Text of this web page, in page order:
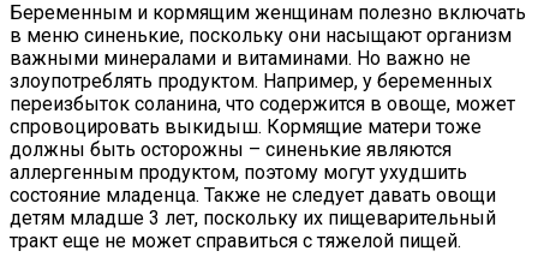
Беременным и кормящим женщинам полезно включать
в меню синенькие, поскольку они насыщают организм
важными минералами и витаминами. Но важно не
злоупотреблять продуктом. Например, у беременных
переизбыток соланина, что содержится в овоще, может
спровоцировать выкидыш. Кормящие матери тоже
должны быть осторожны – синенькие являются
аллергенным продуктом, поэтому могут ухудшить
состояние младенца. Также не следует давать овощи
детям младше 3 лет, поскольку их пищеварительный
тракт еще не может справиться с тяжелой пищей.